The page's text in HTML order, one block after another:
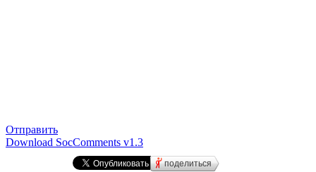
Отправить
Download SocComments v1.3
поделиться